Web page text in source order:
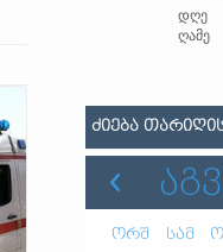
დღე
ღამე
ᲫᲘᲔᲑᲐ
ორშ სამ